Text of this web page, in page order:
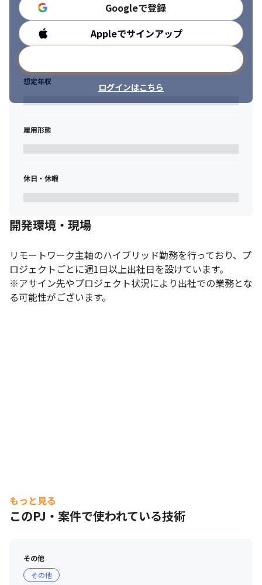
Googleで登録
Appleでサインアップ
ログインはこちら
勤務時間
想定年収
雇用形態
休日・休暇
開発環境・現場
リモートワーク主軸のハイブリッド勤務を行っており、プ
ロジェクトごとに週1日以上出社日を設けています。
※アサイン先やプロジェクト状況により出社での業務とな
る可能性がございます。
もっと見る
このPJ・案件で使われている技術
その他
その他